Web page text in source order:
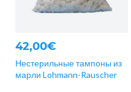
42,00€
Нестерильные тампоны из
марли Lohmann-Rauscher